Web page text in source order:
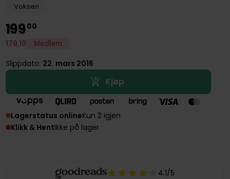
Voksen
19900
179,10 Medlem
Slippdato: 22. mars 2016
Kjøp
Lagerstatus onlineKun 2 igjen
Klikk & HentIkke på lager
4.1/5